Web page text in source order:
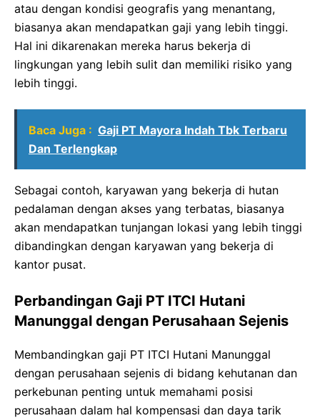
atau dengan kondisi geografis yang menantang,
biasanya akan mendapatkan gaji yang lebih tinggi.
Hal ini dikarenakan mereka harus bekerja di
lingkungan yang lebih sulit dan memiliki risiko yang
lebih tinggi.
Baca Juga : Gaji PT Mayora Indah Tbk Terbaru
Dan Terlengkap
Sebagai contoh, karyawan yang bekerja di hutan
pedalaman dengan akses yang terbatas, biasanya
akan mendapatkan tunjangan lokasi yang lebih tinggi
dibandingkan dengan karyawan yang bekerja di
kantor pusat.
Perbandingan Gaji PT ITCI Hutani
Manunggal dengan Perusahaan Sejenis
Membandingkan gaji PT ITCI Hutani Manunggal
dengan perusahaan sejenis di bidang kehutanan dan
perkebunan penting untuk memahami posisi
perusahaan dalam hal kompensasi dan daya tarik